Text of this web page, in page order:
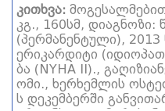
კითხვა:
კგ., 160სმ,
(პერმანენტული),
ერიკარდიტი
ბა (NYHA II).,
ომი., ხერხემლის
ს დეკემბერში